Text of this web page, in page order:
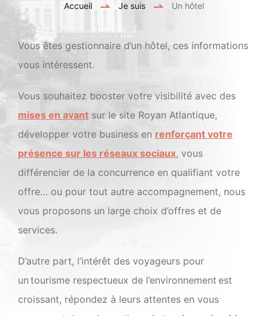
Accueil Je suis Un hôtel
Vous êtes gestionnaire d’un hôtel, ces informations
vous intéressent.
Vous souhaitez booster votre visibilité avec des
mises en avant sur le site Royan Atlantique,
développer votre business en renforçant votre
présence sur les réseaux sociaux, vous
différencier de la concurrence en qualifiant votre
offre… ou pour tout autre accompagnement, nous
vous proposons un large choix d’offres et de
services.
D’autre part, l’intérêt des voyageurs pour
un tourisme respectueux de l’environnement est
croissant, répondez à leurs attentes en vous